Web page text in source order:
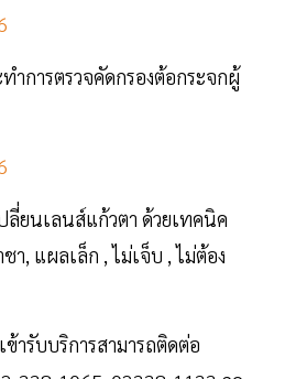
ำการตรวจคัดกรองต้อกระจกผู้
ลี่ยนเลนส์แก้วตา ด้วยเทคนิค
า, แผลเล็ก , ไม่เจ็บ , ไม่ต้อง
ารับบริการสามารถติดต่อ